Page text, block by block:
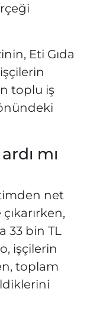
Eti Gıda
toplu iş
mı
net
33 bin TL
işçilerin
toplam